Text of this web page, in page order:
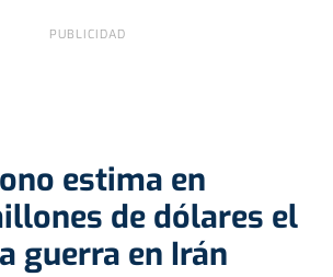
estima en
de dólares el
guerra en Irán